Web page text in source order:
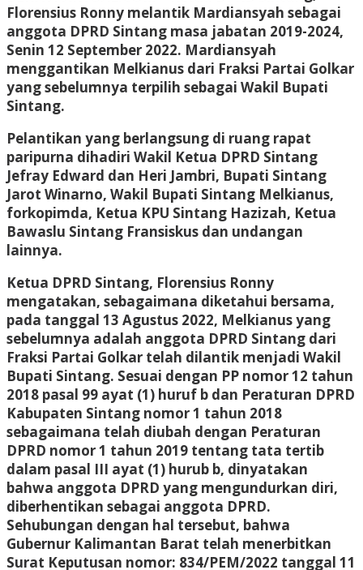
Florensius Ronny melantik Mardiansyah sebagai
anggota DPRD Sintang masa jabatan 2019-2024,
Senin 12 September 2022. Mardiansyah
menggantikan Melkianus dari Fraksi Partai Golkar
yang sebelumnya terpilih sebagai Wakil Bupati
Sintang.
Pelantikan yang berlangsung di ruang rapat
paripurna dihadiri Wakil Ketua DPRD Sintang
Jefray Edward dan Heri Jambri, Bupati Sintang
Jarot Winarno, Wakil Bupati Sintang Melkianus,
forkopimda, Ketua KPU Sintang Hazizah, Ketua
Bawaslu Sintang Fransiskus dan undangan
lainnya.
Ketua DPRD Sintang, Florensius Ronny
mengatakan, sebagaimana diketahui bersama,
pada tanggal 13 Agustus 2022, Melkianus yang
sebelumnya adalah anggota DPRD Sintang dari
Fraksi Partai Golkar telah dilantik menjadi Wakil
Bupati Sintang. Sesuai dengan PP nomor 12 tahun
2018 pasal 99 ayat (1) huruf b dan Peraturan DPRD
Kabupaten Sintang nomor 1 tahun 2018
sebagaimana telah diubah dengan Peraturan
DPRD nomor 1 tahun 2019 tentang tata tertib
dalam pasal III ayat (1) hurub b, dinyatakan
bahwa anggota DPRD yang mengundurkan diri,
diberhentikan sebagai anggota DPRD.
Sehubungan dengan hal tersebut, bahwa
Gubernur Kalimantan Barat telah menerbitkan
Surat Keputusan nomor: 834/PEM/2022 tanggal 11